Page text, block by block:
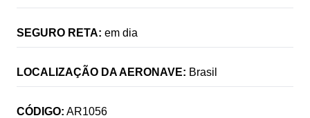
SEGURO RETA: em dia
LOCALIZAÇÃO DA AERONAVE: Brasil
CÓDIGO: AR1056